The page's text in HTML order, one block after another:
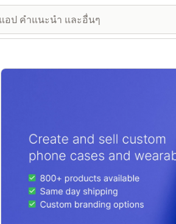
แกลเลอรีรูปภาพที่แสดง